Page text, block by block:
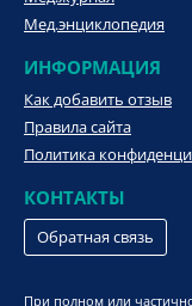
Мед.энциклопедия
ИНФОРМАЦИЯ
Как добавить отзыв
Правила сайта
Политика
КОНТАКТЫ
Обратная связь
При полном или